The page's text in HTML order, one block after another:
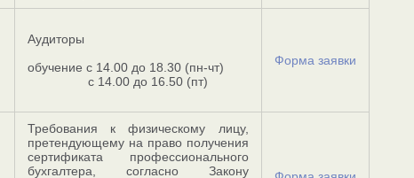
Аудиторы
обучение с 14.00 до 18.30 (пн-чт)
с 14.00 до 16.50 (пт)
Форма заявки
Требования к физическому лицу,
претендующему на право получения
сертификата профессионального
бухгалтера, согласно Закону